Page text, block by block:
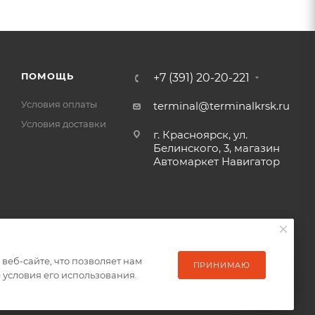
ПОМОЩЬ
Условия оплаты
Условия доставки
+7 (391) 20-20-221
terminal@terminalkrsk.ru
г. Красноярск, ул.
Белинского, 3, магазин
Автомаркет Навигатор
сайте, что позволяет нам
его использования.
ПРИНИМАЮ
сайте, что позволяет нам
его использования.
ПРИНИМАЮ